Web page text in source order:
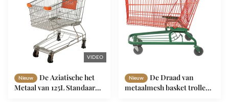
VIDEO
Nieuw
De Aziatische het
Metaal van 125L Standaard
Nieuw
De Draad van
metaalmesh basket trolley